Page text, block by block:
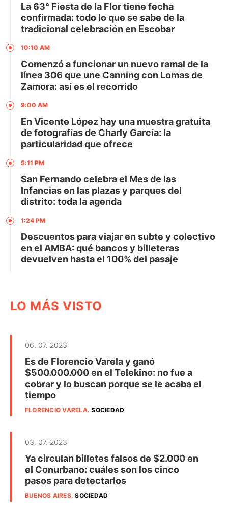
La 63° Fiesta de la Flor tiene fecha
confirmada: todo lo que se sabe de la
tradicional celebración en Escobar
10:10 AM
Comenzó a funcionar un nuevo ramal de la
línea 306 que une Canning con Lomas de
Zamora: así es el recorrido
9:00 AM
En Vicente López hay una muestra gratuita
de fotografías de Charly García: la
particularidad que ofrece
5:11 PM
San Fernando celebra el Mes de las
Infancias en las plazas y parques del
distrito: toda la agenda
1:24 PM
Descuentos para viajar en subte y colectivo
en el AMBA: qué bancos y billeteras
devuelven hasta el 100% del pasaje
LO MÁS VISTO
06. 07. 2023
Es de Florencio Varela y ganó
$500.000.000 en el Telekino: no fue a
cobrar y lo buscan porque se le acaba el
tiempo
FLORENCIO VARELA.SOCIEDAD
03. 07. 2023
Ya circulan billetes falsos de $2.000 en
el Conurbano: cuáles son los cinco
pasos para detectarlos
BUENOS AIRES.SOCIEDAD